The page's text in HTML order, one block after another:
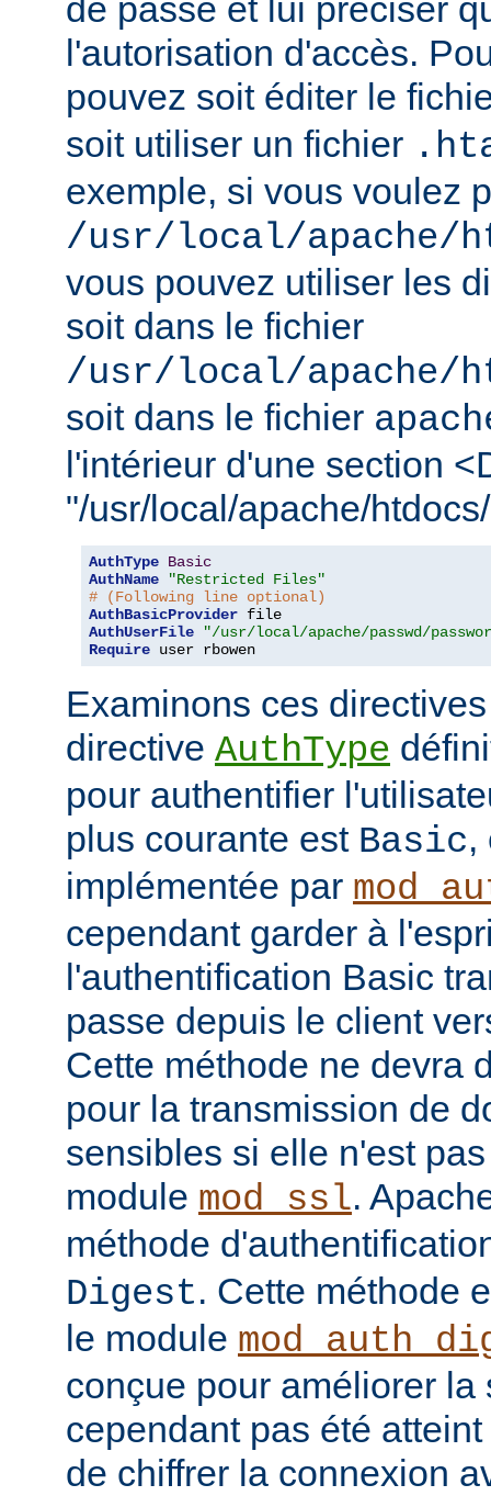
de passe et lui préciser
l'autorisation d'accès.
pouvez soit éditer le
soit utiliser un fichier
exemple, si vous voulez
/usr/local/apache/
vous pouvez utiliser les
soit dans le fichier
/usr/local/apache/
soit dans le fichier
l'intérieur d'une section
"/usr/local/apache/
AuthType Basic
AuthName
"Restricted Files"
# (Following line optional)
AuthBasicProvider
AuthUserFile
"/usr/local/apache/passwd/
Require user rbowen
Examinons ces
directive AuthType
pour authentifier
plus courante est Basic,
implémentée par
cependant garder à
l'authentification Basic
passe depuis le client
Cette méthode ne devra
pour la transmission de
sensibles si elle n'est
module mod_ssl.
méthode
Digest. Cette méthode
le module
conçue pour améliorer la
cependant pas été
de chiffrer la connexion